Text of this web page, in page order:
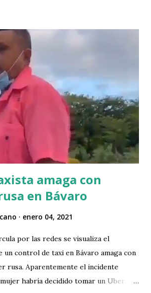
“Consideramos también como
que el Gobierno dominicano retire
el Acuerdo de Preautorización
Aéreo suscrito por el gobierno
Unidos, para proceder a su
las cláusulas y el anexo
a la Constitución que contienen,
de que la política de refugio y
quede somet...
amaga con
en Bávaro
enero 04, 2021
por las redes se visualiza el
un control de taxi en Bávaro amaga con
rusa. Aparentemente el incidente
habría decidido tomar un Uber.